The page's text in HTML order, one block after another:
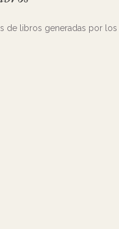
de libros generadas por los